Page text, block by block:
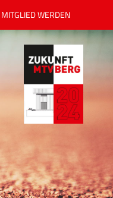
MITGLIED WERDEN